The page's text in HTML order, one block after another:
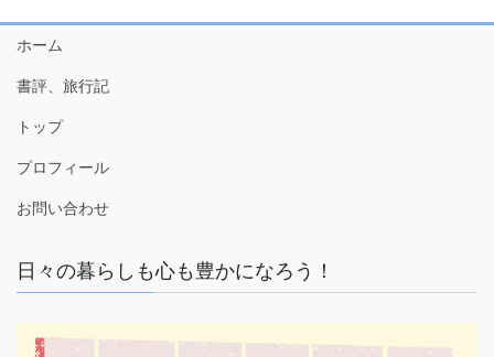
ホーム
書評、旅行記
トップ
プロフィール
お問い合わせ
日々の暮らしも心も豊かになろう！